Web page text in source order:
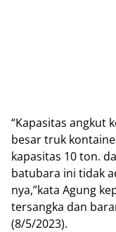
“Kapasitas angkut
besar truk
kapasitas 10 ton.
batubara ini tidak
nya,”kata Agung
tersangka dan
(8/5/2023).